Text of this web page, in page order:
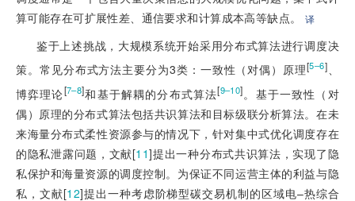
算可能存在可扩展性差、通信要求和计算成本高等缺点。
译
鉴于上述挑战，大规模系统开始采用分布式算法进行调度决
策。常见分布式方法主要分为3类：一致性（对偶）原理[5–6]、
博弈理论[7–8]和基于解耦的分布式算法[9–10]。基于一致性（对
偶）原理的分布式算法包括共识算法和目标级联分析算法。在未
来海量分布式柔性资源参与的情况下，针对集中式优化调度存在
的隐私泄露问题，文献[11]提出一种分布式共识算法，实现了隐
私保护和海量资源的调度控制。为保证不同运营主体的利益与隐
私，文献[12]提出一种考虑阶梯型碳交易机制的区域电–热综合